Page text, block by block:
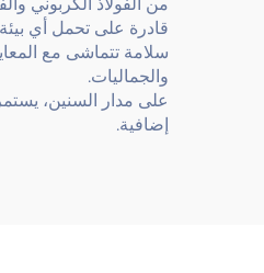
قادرة على تحمل أي بيئة
سلامة تتماشى مع
والجماليات.
على مدار السنين،
إضافية.